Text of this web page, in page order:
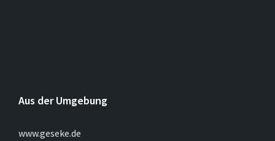
Aus der Umgebung
www.geseke.de